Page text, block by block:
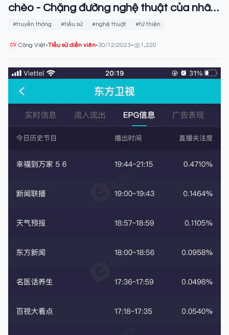
chèo - Chặng đường nghệ thuật của nhân
vật Quốc Anh"
#truyền thông #tiểu sử #nghệ thuật #từ thiện
CV Công Việt•Tiểu sử diễn viên•30/12/2023• 1,220